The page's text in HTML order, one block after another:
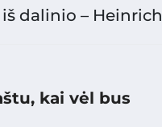
dalinio – Heinrich
kai vėl bus